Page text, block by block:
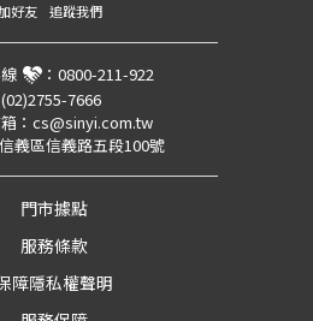
好友 追蹤我們
： 0800-211-922
(02)2755-7666
： cs@sinyi.com.tw
義區信義路五段100號
門市據點
服務條款
障隱私權聲明